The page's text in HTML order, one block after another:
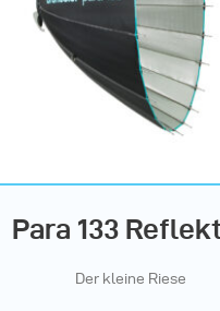
Para 133
Der kleine Riese